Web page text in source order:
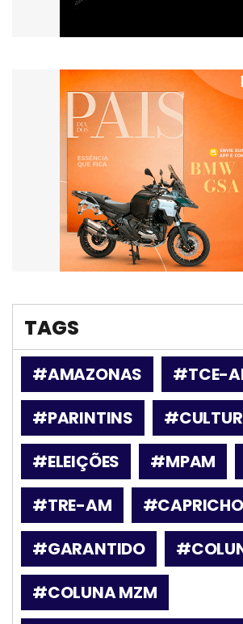
TAGS
#AMAZONAS
#TCE-
#PARINTINS
#ELEIÇÕES
#MPAM
#TRE-AM
#GARANTIDO
#COLUNA MZM